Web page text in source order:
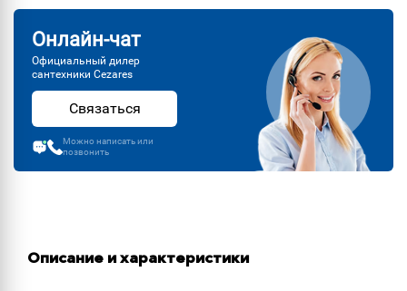
Онлайн-чат
Официальный дилер
сантехники Cezares
Связаться
Можно написать или
позвонить
Описание и характеристики